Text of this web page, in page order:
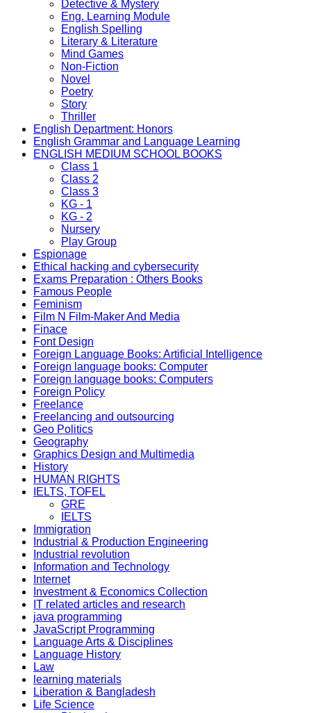
Detective & Mystery
Eng. Learning Module
English Spelling
Literary & Literature
Mind Games
Non-Fiction
Novel
Poetry
Story
Thriller
English Department: Honors
English Grammar and Language Learning
ENGLISH MEDIUM SCHOOL BOOKS
Class 1
Class 2
Class 3
KG - 1
KG - 2
Nursery
Play Group
Espionage
Ethical hacking and cybersecurity
Exams Preparation : Others Books
Famous People
Feminism
Film N Film-Maker And Media
Finace
Font Design
Foreign Language Books: Artificial Intelligence
Foreign language books: Computer
Foreign language books: Computers
Foreign Policy
Freelance
Freelancing and outsourcing
Geo Politics
Geography
Graphics Design and Multimedia
History
HUMAN RIGHTS
IELTS, TOFEL
GRE
IELTS
Immigration
Industrial & Production Engineering
Industrial revolution
Information and Technology
Internet
Investment & Economics Collection
IT related articles and research
java programming
JavaScript Programming
Language Arts & Disciplines
Language History
Law
learning materials
Liberation & Bangladesh
Life Science